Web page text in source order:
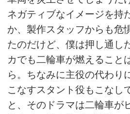
ネガティブなイメージを持
か、製作スタッフからも危
たのだけど、僕は押し通し
カでも二輪車が燃えること
ら。ちなみに主役の代わり
こなすスタント役もこなし
と、そのドラマは二輪車が